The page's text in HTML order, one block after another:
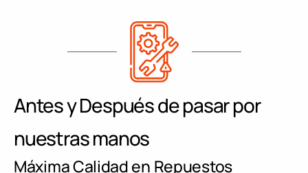
Antes y Después de pasar por
nuestras manos
Máxima Calidad en Repuestos